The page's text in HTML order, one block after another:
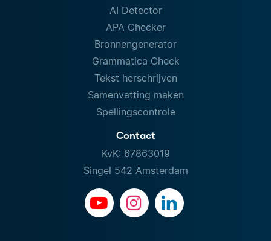
AI Detector
APA Checker
Bronnengenerator
Grammatica Check
Tekst herschrijven
Samenvatting maken
Spellingscontrole
Contact
KvK: 67863019
Singel 542 Amsterdam